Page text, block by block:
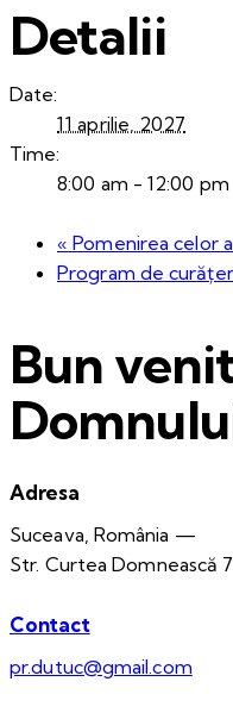
Detalii
Date:
11 aprilie, 2027
Time:
8:00 am - 12:00 pm
« Pomenirea celor
Program de
Bun
Adresa
Suceava, România —
Str. Curtea Domnească 7
Contact
pr.dutuc@gmail.com